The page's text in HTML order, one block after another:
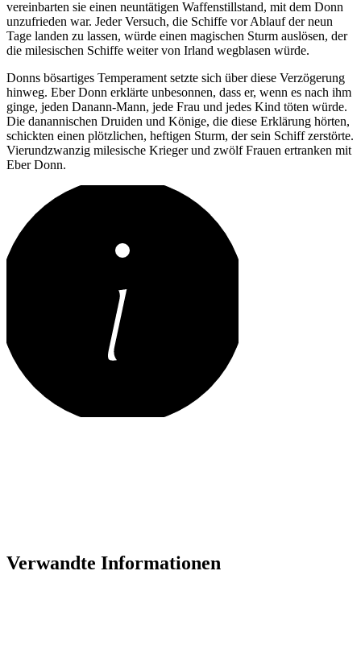
vereinbarten sie einen neuntätigen Waffenstillstand, mit dem Donn
unzufrieden war. Jeder Versuch, die Schiffe vor Ablauf der neun
Tage landen zu lassen, würde einen magischen Sturm auslösen, der
die milesischen Schiffe weiter von Irland wegblasen würde.
Donns bösartiges Temperament setzte sich über diese Verzögerung
hinweg. Eber Donn erklärte unbesonnen, dass er, wenn es nach ihm
ginge, jeden Danann-Mann, jede Frau und jedes Kind töten würde.
Die danannischen Druiden und Könige, die diese Erklärung hörten,
schickten einen plötzlichen, heftigen Sturm, der sein Schiff zerstörte.
Vierundzwanzig milesische Krieger und zwölf Frauen ertranken mit
Eber Donn.
Verwandte Informationen